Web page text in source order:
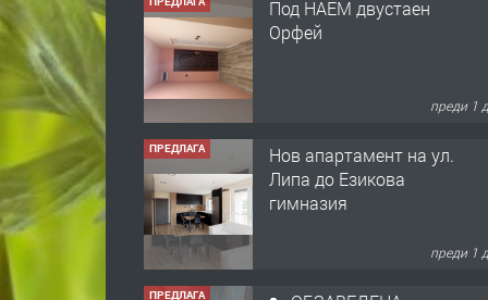
ПРЕДЛАГА
преди 1
ПРЕДЛАГА
🔑 ОБЗАВЕДЕНА
НАЕМ В КВ. „ОРФЕЙ“ –